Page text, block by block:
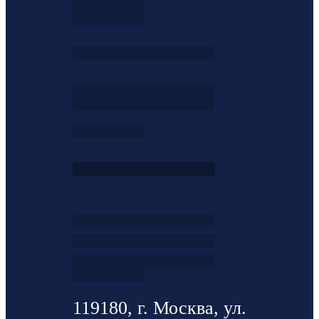
119180, г. Москва, ул.